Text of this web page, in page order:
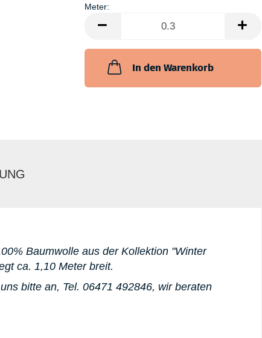
Meter:
Meter
In den Warenkorb
Baumwolle aus der Kollektion "Winter
ca. 1,10 Meter breit.
bitte an, Tel. 06471 492846, wir beraten